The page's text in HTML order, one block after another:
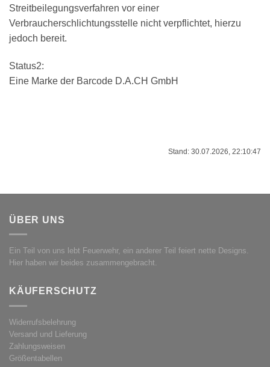
Streitbeilegungsverfahren vor einer
Verbraucherschlichtungsstelle nicht verpflichtet, hierzu
jedoch bereit.
Status2:
Eine Marke der Barcode D.A.CH GmbH
Stand: 30.07.2026, 22:10:47
ÜBER UNS
Ein Teil von uns lebt Feuerwehr, ein anderer Teil feiert nette Designs.
Hier haben wir beides zusammengebracht.
KÄUFERSCHUTZ
Widerrufsbelehrung
Versand und Lieferung
Zahlungsweisen
Größentabellen